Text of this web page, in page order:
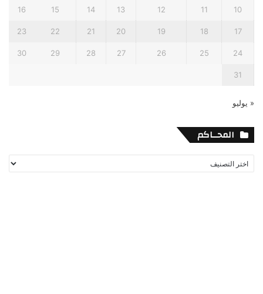
10
11
12
13
14
15
16
17
18
19
20
21
22
23
24
25
26
27
28
29
30
31
« يوليو
المحــاكم
المحــاكم